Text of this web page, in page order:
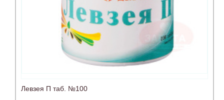
Левзея П таб. №100